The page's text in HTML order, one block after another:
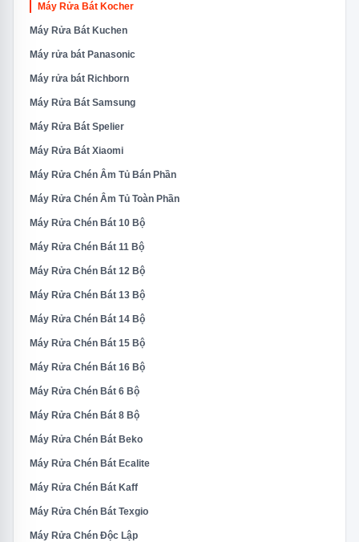
Máy Rửa Bát Kocher
Máy Rửa Bát Kuchen
Máy rửa bát Panasonic
Máy rửa bát Richborn
Máy Rửa Bát Samsung
Máy Rửa Bát Spelier
Máy Rửa Bát Xiaomi
Máy Rửa Chén Âm Tủ Bán Phần
Máy Rửa Chén Âm Tủ Toàn Phần
Máy Rửa Chén Bát 10 Bộ
Máy Rửa Chén Bát 11 Bộ
Máy Rửa Chén Bát 12 Bộ
Máy Rửa Chén Bát 13 Bộ
Máy Rửa Chén Bát 14 Bộ
Máy Rửa Chén Bát 15 Bộ
Máy Rửa Chén Bát 16 Bộ
Máy Rửa Chén Bát 6 Bộ
Máy Rửa Chén Bát 8 Bộ
Máy Rửa Chén Bát Beko
Máy Rửa Chén Bát Ecalite
Máy Rửa Chén Bát Kaff
Máy Rửa Chén Bát Texgio
Máy Rửa Chén Độc Lập